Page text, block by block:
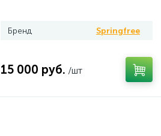
Бренд Springfree
15 000 руб. /шт